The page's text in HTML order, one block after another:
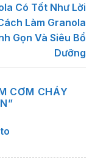
Có Tốt Như Lời
Làm Granola
Gọn Và Siêu Bổ
Dưỡng
CƠM CHÁY
”